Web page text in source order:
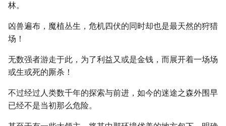
林。
凶兽遍布，魔植丛生，危机四伏的同时却也是最天然的狩猎
场！
无数强者游走于此，为了利益又或是金钱，而展开着一场场
或生或死的厮杀！
不过经过人类数千年的探索与前进，如今的迷途之森外围早
已经不是当初那么危险。